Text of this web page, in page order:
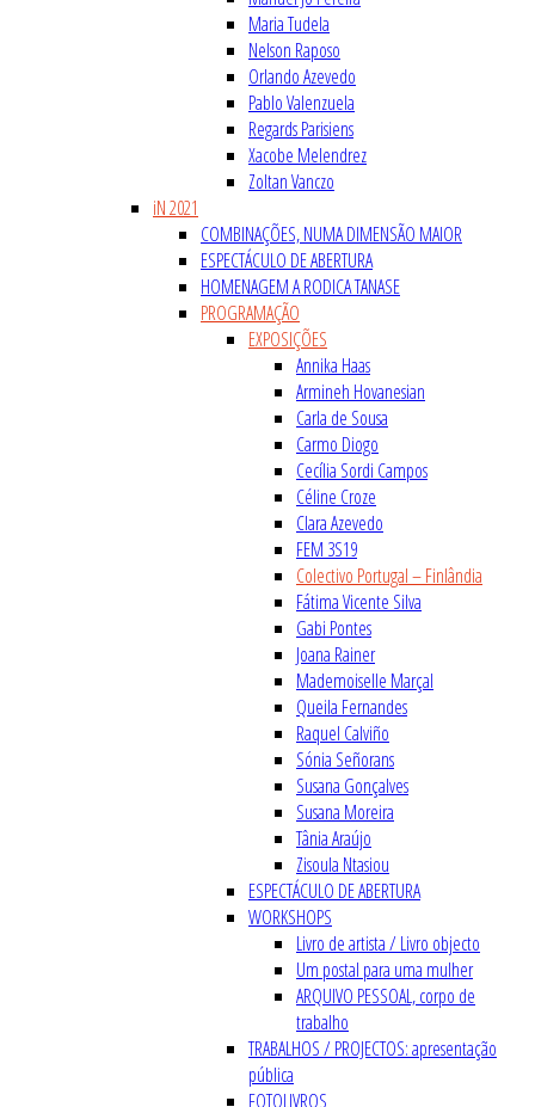
Maria Tudela
Nelson Raposo
Orlando Azevedo
Pablo Valenzuela
Regards Parisiens
Xacobe Melendrez
Zoltan Vanczo
iN 2021
COMBINAÇÕES, NUMA DIMENSÃO MAIOR
ESPECTÁCULO DE ABERTURA
HOMENAGEM A RODICA TANASE
PROGRAMAÇÃO
EXPOSIÇÕES
Annika Haas
Armineh Hovanesian
Carla de Sousa
Carmo Diogo
Cecília Sordi Campos
Céline Croze
Clara Azevedo
FEM 3S19
Colectivo Portugal – Finlândia
Fátima Vicente Silva
Gabi Pontes
Joana Rainer
Mademoiselle Marçal
Queila Fernandes
Raquel Calviño
Sónia Señorans
Susana Gonçalves
Susana Moreira
Tânia Araújo
Zisoula Ntasiou
ESPECTÁCULO DE ABERTURA
WORKSHOPS
Livro de artista / Livro objecto
Um postal para uma mulher
ARQUIVO PESSOAL, corpo de
trabalho
TRABALHOS / PROJECTOS: apresentação
pública
FOTOLIVROS